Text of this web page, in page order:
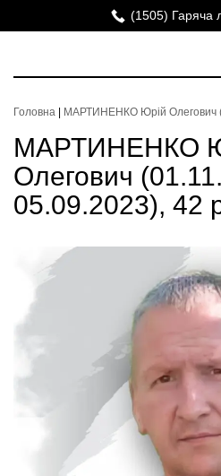
(1505) Гаряча
Головна МАРТИНЕНКО Юрій Олегович
МАРТИНЕНКО
Олегович
05.09.2023), 42